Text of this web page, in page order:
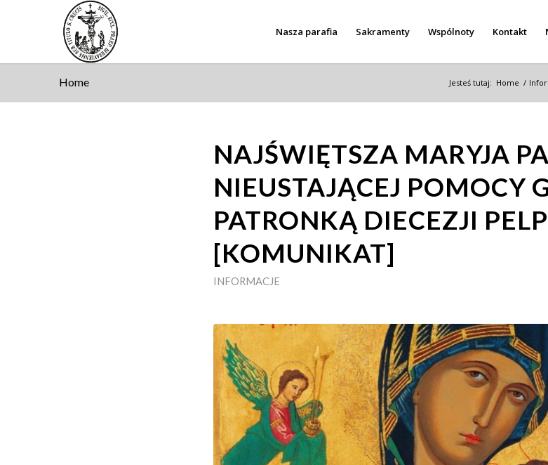
Nasza parafia Sakramenty Wspólnoty Kontakt
Home Jesteś tutaj: Home /
NAJŚWIĘTSZA MARYJA
NIEUSTAJĄCEJ POMOCY
PATRONKĄ DIECEZJI
[KOMUNIKAT]
INFORMACJE